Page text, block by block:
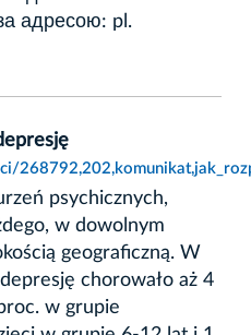
адресою: pl.
psychicznych,
w dowolnym
geograficzną. W
chorowało aż 4
w grupie